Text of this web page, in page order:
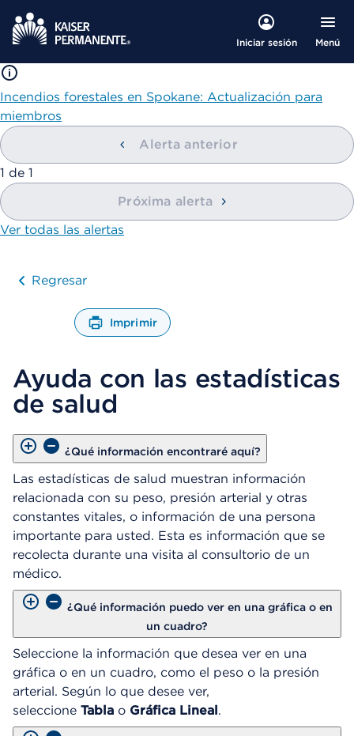
Iniciar sesión Menú
Incendios forestales en Spokane: Actualización para
miembros
Alerta anterior
mostrando
1 de 1
Próxima alerta
Ver todas las alertas
Regresar
Imprimir
A
e
C
u
a
d
r
e
D
á
l
g
o
Ayuda con las estadísticas
de salud
¿Qué información encontraré aquí?
Las estadísticas de salud muestran información
relacionada con su peso, presión arterial y otras
constantes vitales, o información de una persona
importante para usted. Esta es información que se
recolecta durante una visita al consultorio de un
médico.
¿Qué información puedo ver en una gráfica o en
un cuadro?
Seleccione la información que desea ver en una
gráfica o en un cuadro, como el peso o la presión
arterial. Según lo que desee ver,
seleccione Tabla o Gráfica Lineal.